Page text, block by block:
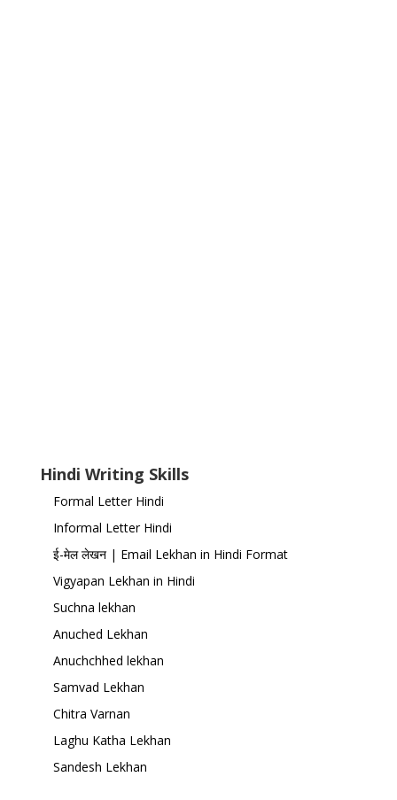
Hindi Writing Skills
Formal Letter Hindi
Informal Letter Hindi
ई-मेल लेखन | Email Lekhan in Hindi Format
Vigyapan Lekhan in Hindi
Suchna lekhan
Anuched Lekhan
Anuchchhed lekhan
Samvad Lekhan
Chitra Varnan
Laghu Katha Lekhan
Sandesh Lekhan